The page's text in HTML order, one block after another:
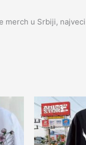
merch u Srbiji,